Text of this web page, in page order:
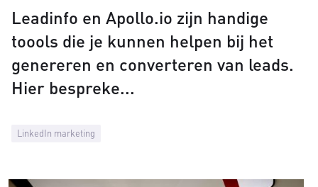
LinkedIn marketing
Leadinfo en Apollo.io zijn handige
toools die je kunnen helpen bij het
genereren en converteren van leads.
Hier bespreke